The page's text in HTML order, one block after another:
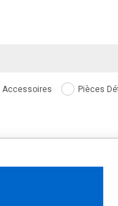
Accessoires Pièces